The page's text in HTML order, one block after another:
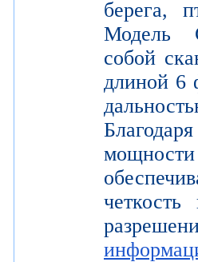
берега,
Модель
собой
длиной 6